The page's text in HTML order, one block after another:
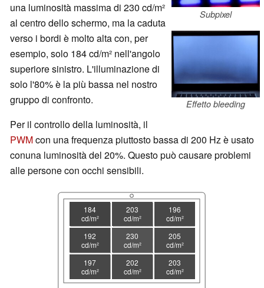
Subpixel
Effetto bleeding
una luminosità massima di 230 cd/m²
al centro dello schermo, ma la caduta
verso i bordi è molto alta con, per
esempio, solo 184 cd/m² nell'angolo
superiore sinistro. L'illuminazione di
solo l'80% è la più bassa nel nostro
gruppo di confronto.
Per il controllo della luminosità, il
PWMcon una frequenza piuttosto bassa di 200 Hz è usato
conuna luminosità del 20%. Questo può causare problemi
alle persone con occhi sensibili.
184
cd/m²
203
cd/m²
196
cd/m²
192
cd/m²
230
cd/m²
205
cd/m²
197
cd/m²
202
cd/m²
203
cd/m²